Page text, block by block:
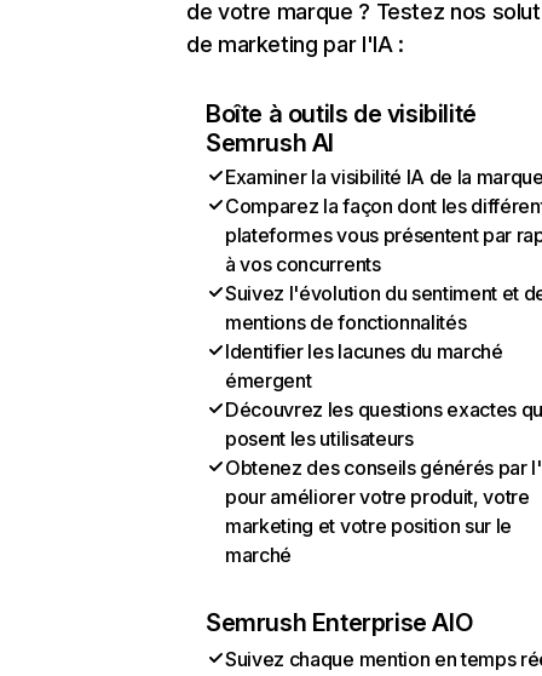
de votre marque ? Testez nos
de marketing par l'IA :
Boîte à outils de visibilité
Semrush AI
Examiner la visibilité IA de la
Comparez la façon dont les
plateformes vous présentent par
à vos concurrents
Suivez l'évolution du sentiment et
mentions de fonctionnalités
Identifier les lacunes du marché
émergent
Découvrez les questions exactes
posent les utilisateurs
Obtenez des conseils générés par
pour améliorer votre produit, votre
marketing et votre position sur le
marché
Semrush Enterprise AIO
Suivez chaque mention en temps